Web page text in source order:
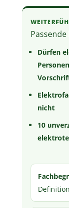
Dürfen
nicht
10